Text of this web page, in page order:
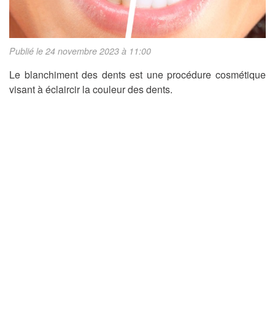
Publié le 24 novembre 2023 à 11:00
Le blanchiment des dents est une procédure cosmétique
visant à éclaircir la couleur des dents.